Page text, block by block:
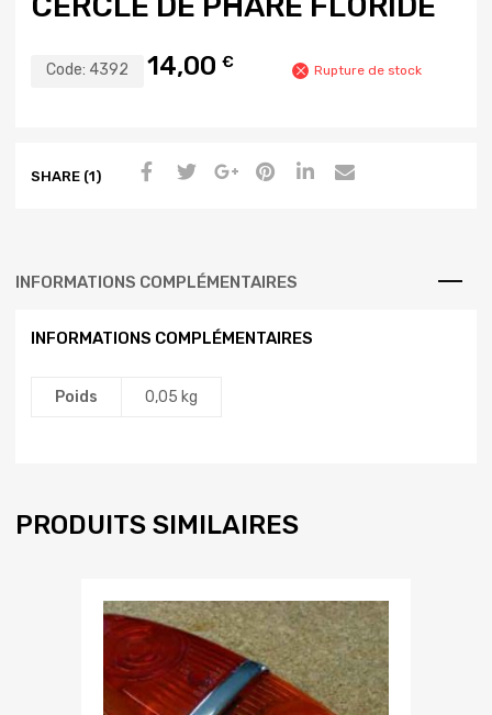
Code: 4392 14,00 € Rupture de stock
SHARE (1)
INFORMATIONS COMPLÉMENTAIRES
INFORMATIONS COMPLÉMENTAIRES
Poids 0,05 kg
PRODUITS SIMILAIRES